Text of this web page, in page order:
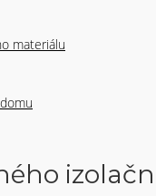
materiálu